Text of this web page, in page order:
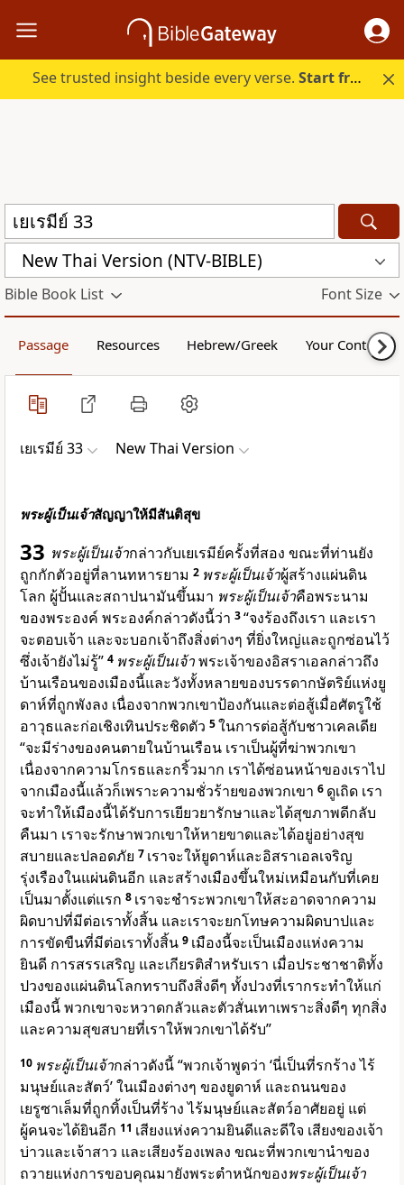
See trusted insight beside every verse.Start free.
New Thai Version (NTV-BIBLE)
Bible Book List Font Size
Passage Resources Hebrew/Greek Your Content
เยเรมีย์ 33 New Thai Version
พระผู้เป็นเจ้าสัญญาให้มีสันติสุข
33 พระผู้เป็นเจ้ากล่าวกับเยเรมีย์ครั้งที่สอง ขณะที่ท่านยัง
ถูกกักตัวอยู่ที่ลานทหารยาม 2 พระผู้เป็นเจ้าผู้สร้างแผ่นดิน
โลก ผู้ปั้นและสถาปนามันขึ้นมา พระผู้เป็นเจ้าคือพระนาม
ของพระองค์ พระองค์กล่าวดังนี้ว่า 3“จงร้องถึงเรา และเรา
จะตอบเจ้า และจะบอกเจ้าถึงสิ่งต่างๆ ที่ยิ่งใหญ่และถูกซ่อนไว้
ซึ่งเจ้ายังไม่รู้” 4 พระผู้เป็นเจ้าพระเจ้าของอิสราเอลกล่าวถึง
บ้านเรือนของเมืองนี้และวังทั้งหลายของบรรดากษัตริย์แห่งยู
ดาห์ที่ถูกพังลง เนื่องจากพวกเขาป้องกันและต่อสู้เมื่อศัตรูใช้
อาวุธและก่อเชิงเทินประชิดตัว 5ในการต่อสู้กับชาวเคลเดีย
“จะมีร่างของคนตายในบ้านเรือน เราเป็นผู้ที่ฆ่าพวกเขา
เนื่องจากความโกรธและกริ้วมาก เราได้ซ่อนหน้าของเราไป
จากเมืองนี้แล้วก็เพราะความชั่วร้ายของพวกเขา 6 ดูเถิด เรา
จะทำให้เมืองนี้ได้รับการเยียวยารักษาและได้สุขภาพดีกลับ
คืนมา เราจะรักษาพวกเขาให้หายขาดและได้อยู่อย่างสุข
สบายและปลอดภัย 7 เราจะให้ยูดาห์และอิสราเอลเจริญ
รุ่งเรืองในแผ่นดินอีก และสร้างเมืองขึ้นใหม่เหมือนกับที่เคย
เป็นมาตั้งแต่แรก 8 เราจะชำระพวกเขาให้สะอาดจากความ
ผิดบาปที่มีต่อเราทั้งสิ้น และเราจะยกโทษความผิดบาปและ
การขัดขืนที่มีต่อเราทั้งสิ้น 9 เมืองนี้จะเป็นเมืองแห่งความ
ยินดี การสรรเสริญ และเกียรติสำหรับเรา เมื่อประชาชาติทั้ง
ปวงของแผ่นดินโลกทราบถึงสิ่งดีๆ ทั้งปวงที่เรากระทำให้แก่
เมืองนี้ พวกเขาจะหวาดกลัวและตัวสั่นเทาเพราะสิ่งดีๆ ทุกสิ่ง
และความสุขสบายที่เราให้พวกเขาได้รับ”
10 พระผู้เป็นเจ้ากล่าวดังนี้ “พวกเจ้าพูดว่า ‘นี่เป็นที่รกร้าง ไร้
มนุษย์และสัตว์’ ในเมืองต่างๆ ของยูดาห์ และถนนของ
เยรูซาเล็มที่ถูกทิ้งเป็นที่ร้าง ไร้มนุษย์และสัตว์อาศัยอยู่ แต่
ผู้คนจะได้ยินอีก 11 เสียงแห่งความยินดีและดีใจ เสียงของเจ้า
บ่าวและเจ้าสาว และเสียงร้องเพลง ขณะที่พวกเขานำของ
ถวายแห่งการขอบคุณมายังพระตำหนักของพระผู้เป็นเจ้า